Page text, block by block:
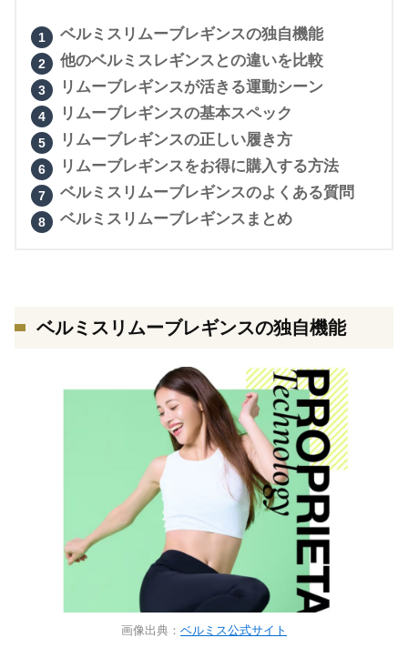
ベルミスリムーブレギンスの独自機能
他のベルミスレギンスとの違いを比較
リムーブレギンスが活きる運動シーン
リムーブレギンスの基本スペック
リムーブレギンスの正しい履き方
リムーブレギンスをお得に購入する方法
ベルミスリムーブレギンスのよくある質問
ベルミスリムーブレギンスまとめ
ベルミスリムーブレギンスの独自機能
画像出典： ベルミス公式サイト